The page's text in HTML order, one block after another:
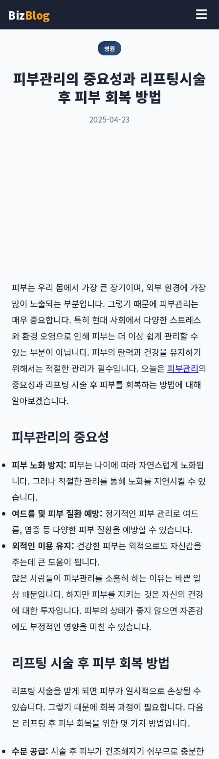
BizBlog ☰
병원
피부관리의 중요성과 리프팅시술
후 피부 회복 방법
2025-04-23
피부는 우리 몸에서 가장 큰 장기이며, 외부 환경에 가장
많이 노출되는 부분입니다. 그렇기 때문에 피부관리는
매우 중요합니다. 특히 현대 사회에서 다양한 스트레스
와 환경 오염으로 인해 피부는 더 이상 쉽게 관리할 수
있는 부분이 아닙니다. 피부의 탄력과 건강을 유지하기
위해서는 적절한 관리가 필수입니다. 오늘은 피부관리의
중요성과 리프팅 시술 후 피부를 회복하는 방법에 대해
알아보겠습니다.
피부관리의 중요성
피부 노화 방지: 피부는 나이에 따라 자연스럽게 노화됩
니다. 그러나 적절한 관리를 통해 노화를 지연시킬 수 있
습니다.
여드름 및 피부 질환 예방: 정기적인 피부 관리로 여드
름, 염증 등 다양한 피부 질환을 예방할 수 있습니다.
외적인 미용 유지: 건강한 피부는 외적으로도 자신감을
주는데 큰 도움이 됩니다.
많은 사람들이 피부관리를 소홀히 하는 이유는 바쁜 일
상 때문입니다. 하지만 피부를 지키는 것은 자신의 건강
에 대한 투자입니다. 피부의 상태가 좋지 않으면 자존감
에도 부정적인 영향을 미칠 수 있습니다.
리프팅 시술 후 피부 회복 방법
리프팅 시술을 받게 되면 피부가 일시적으로 손상될 수
있습니다. 그렇기 때문에 회복 과정이 필요합니다. 다음
은 리프팅 후 피부 회복을 위한 몇 가지 방법입니다.
수분 공급: 시술 후 피부가 건조해지기 쉬우므로 충분한